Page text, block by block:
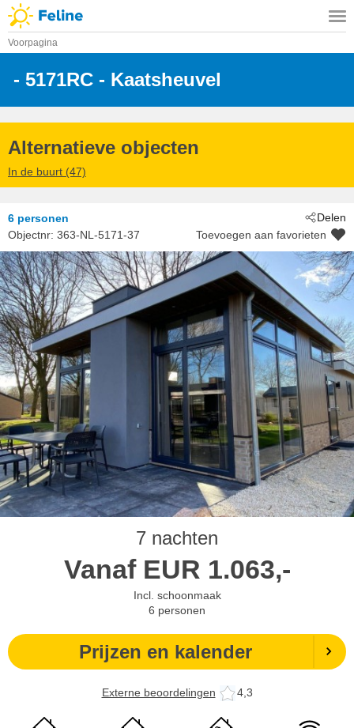
Voorpagina
- 5171RC - Kaatsheuvel
Alternatieve objecten
In de buurt (47)
Delen
6 personen
Objectnr: 363-NL-5171-37 Toevoegen aan favorieten
7 nachten
Vanaf EUR 1.063,-
Incl. schoonmaak
6 personen
Prijzen en kalender
Externe beoordelingen 4,3